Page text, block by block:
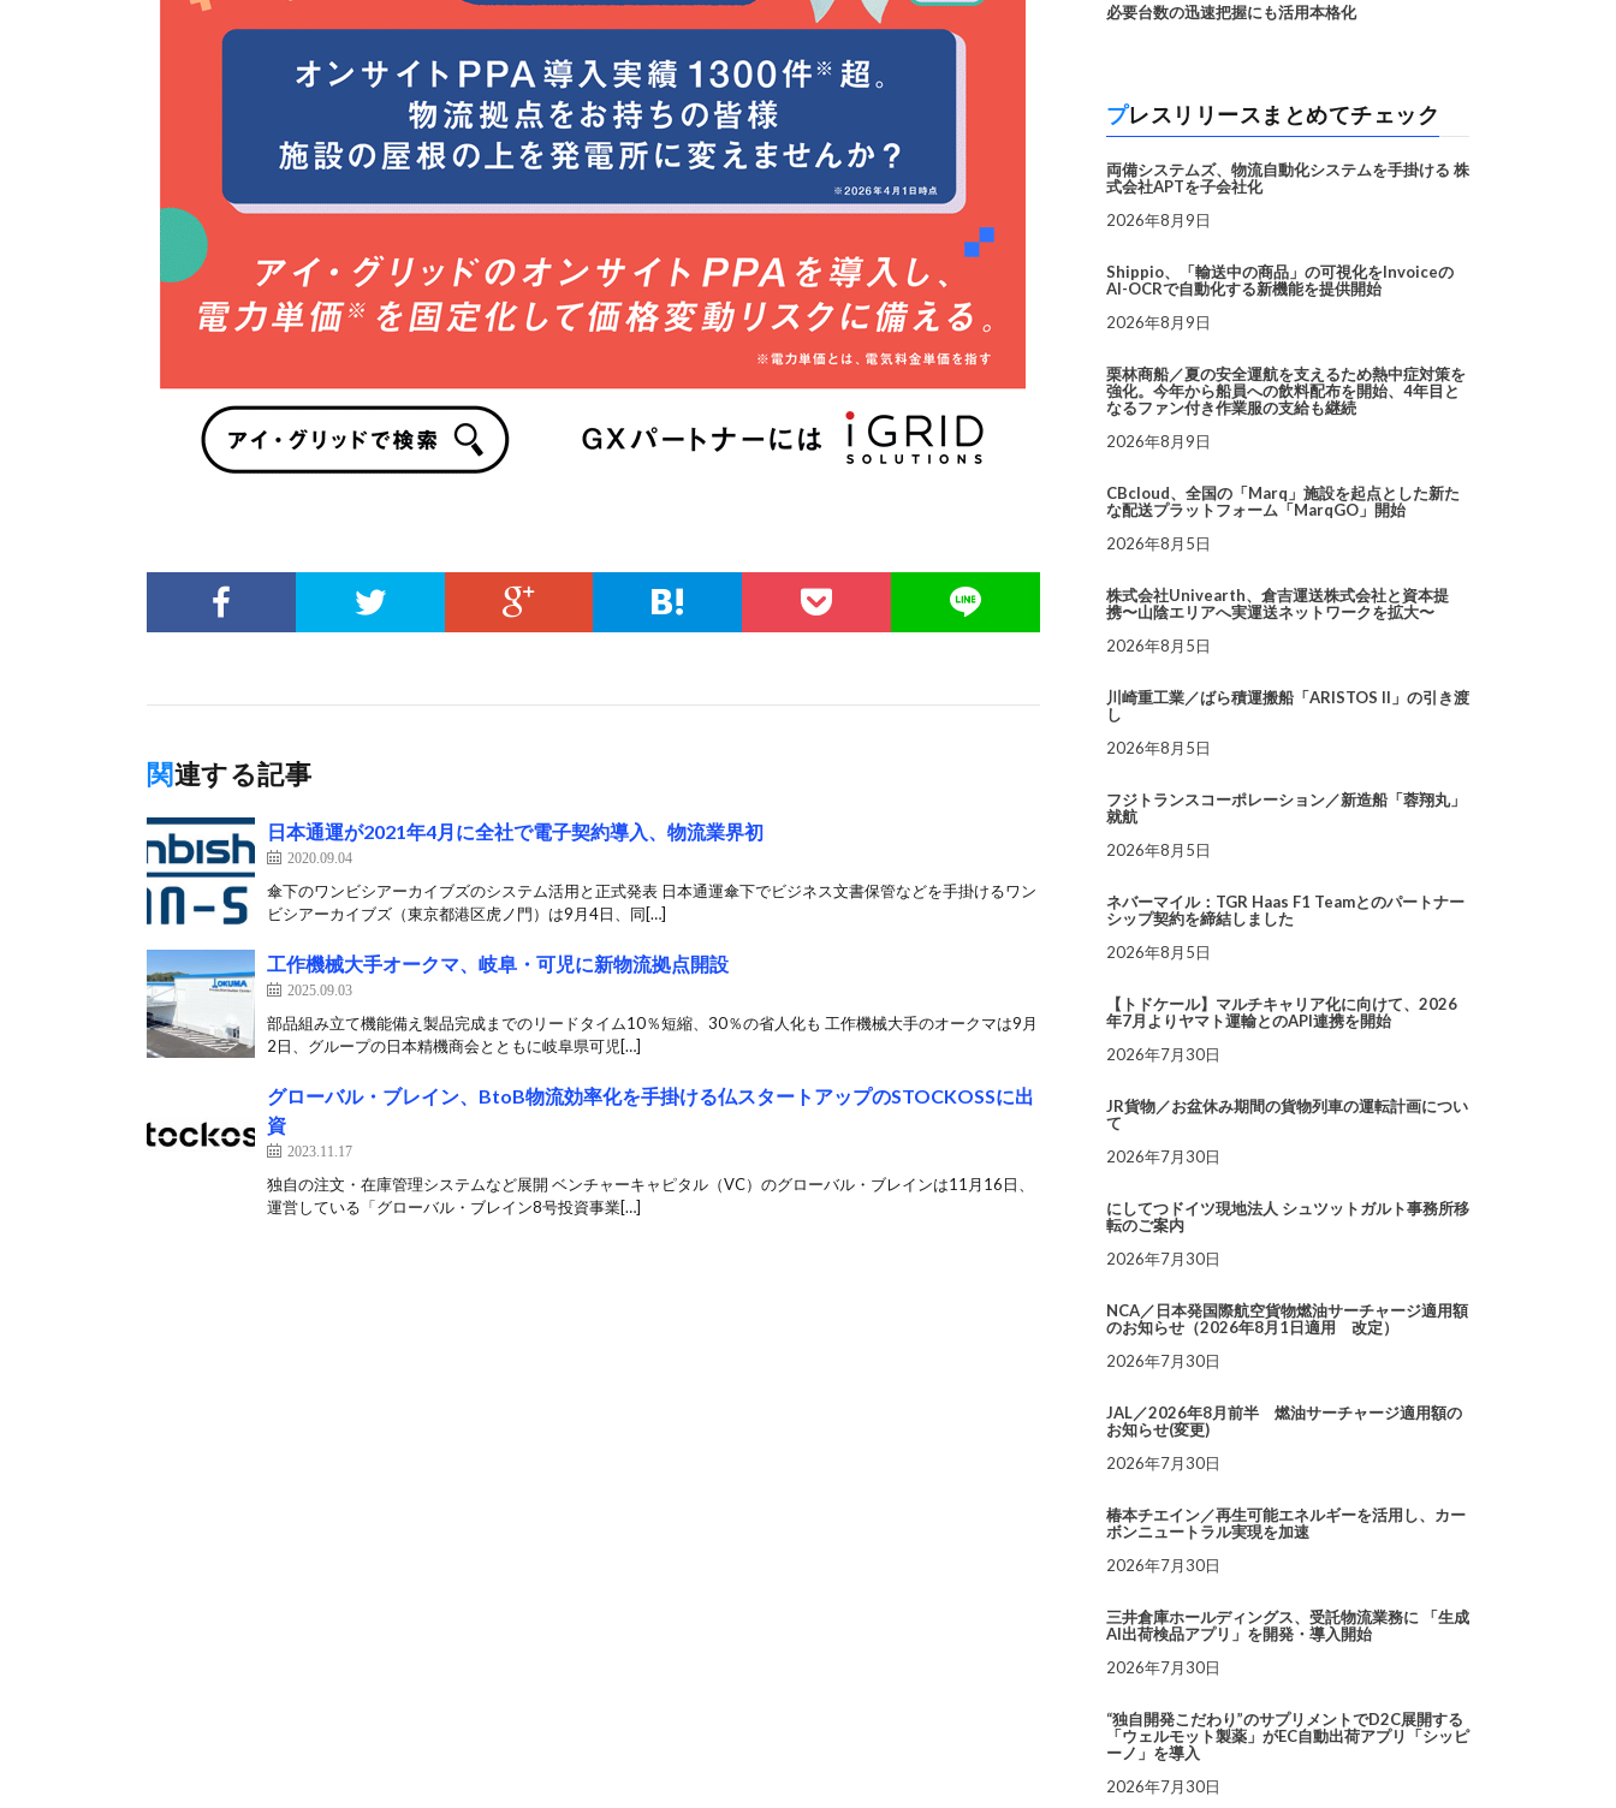
関連する記事
日本通運が2021年4月に全社で電子契約導入、物流業界初
2020.09.04
傘下のワンビシアーカイブズのシステム活用と正式発表 日本通運傘下でビジネス文書保管などを手掛けるワン
ビシアーカイブズ（東京都港区虎ノ門）は9月4日、同[…]
工作機械大手オークマ、岐阜・可児に新物流拠点開設
2025.09.03
部品組み立て機能備え製品完成までのリードタイム10％短縮、30％の省人化も 工作機械大手のオークマは9月
2日、グループの日本精機商会とともに岐阜県可児[…]
グローバル・ブレイン、BtoB物流効率化を手掛ける仏スタートアップのSTOCKOSSに出
資
2023.11.17
独自の注文・在庫管理システムなど展開 ベンチャーキャピタル（VC）のグローバル・ブレインは11月16日、
運営している「グローバル・ブレイン8号投資事業[…]
必要台数の迅速把握にも活用本格化
プレスリリースまとめてチェック
両備システムズ、物流自動化システムを手掛ける 株
式会社APTを子会社化
2026年8月9日
Shippio、「輸送中の商品」の可視化をInvoiceの
AI-OCRで自動化する新機能を提供開始
2026年8月9日
栗林商船／夏の安全運航を支えるため熱中症対策を
強化。今年から船員への飲料配布を開始、4年目と
なるファン付き作業服の支給も継続
2026年8月9日
CBcloud、全国の「Marq」施設を起点とした新た
な配送プラットフォーム「MarqGO」開始
2026年8月5日
株式会社Univearth、倉吉運送株式会社と資本提
携〜山陰エリアへ実運送ネットワークを拡大〜
2026年8月5日
川崎重工業／ばら積運搬船「ARISTOS II」の引き渡
し
2026年8月5日
フジトランスコーポレーション／新造船「蓉翔丸」
就航
2026年8月5日
ネバーマイル：TGR Haas F1 Teamとのパートナー
シップ契約を締結しました
2026年8月5日
【トドケール】マルチキャリア化に向けて、2026
年7月よりヤマト運輸とのAPI連携を開始
2026年7月30日
JR貨物／お盆休み期間の貨物列車の運転計画につい
て
2026年7月30日
にしてつドイツ現地法人 シュツットガルト事務所移
転のご案内
2026年7月30日
NCA／日本発国際航空貨物燃油サーチャージ適用額
のお知らせ（2026年8月1日適用 改定）
2026年7月30日
JAL／2026年8月前半 燃油サーチャージ適用額の
お知らせ(変更)
2026年7月30日
椿本チエイン／再生可能エネルギーを活用し、カー
ボンニュートラル実現を加速
2026年7月30日
三井倉庫ホールディングス、受託物流業務に 「生成
AI出荷検品アプリ」を開発・導入開始
2026年7月30日
“独自開発こだわり”のサプリメントでD2C展開する
「ウェルモット製薬」がEC自動出荷アプリ「シッピ
ーノ」を導入
2026年7月30日